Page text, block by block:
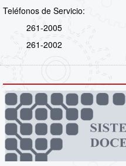
Teléfonos de Servicio:
261-2005
261-2002